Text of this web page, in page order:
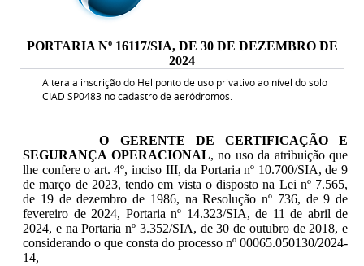
PORTARIA Nº 16117/SIA, DE 30 DE DEZEMBRO DE
2024
Altera a inscrição do Heliponto de uso privativo ao nível do solo
CIAD SP0483 no cadastro de aeródromos.
O GERENTE DE CERTIFICAÇÃO E
SEGURANÇA OPERACIONAL, no uso da atribuição que
lhe confere o art. 4º, inciso III, da Portaria nº 10.700/SIA, de 9
de março de 2023, tendo em vista o disposto na Lei nº 7.565,
de 19 de dezembro de 1986, na Resolução nº 736, de 9 de
fevereiro de 2024, Portaria nº 14.323/SIA, de 11 de abril de
2024, e na Portaria nº 3.352/SIA, de 30 de outubro de 2018, e
considerando o que consta do processo nº 00065.050130/2024-
14,